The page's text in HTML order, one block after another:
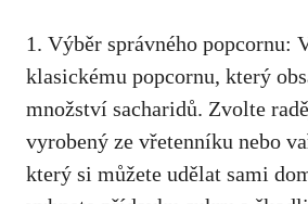
1. Výběr správného popcornu:
klasickému popcornu, který
množství sacharidů. Zvolte
vyrobený ‌ze vřetenníku nebo
který ⁢si můžete udělat sami